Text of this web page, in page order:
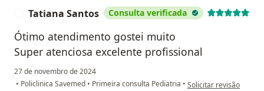
Tatiana Santos Consulta verificada
Ótimo atendimento gostei muito
Super atenciosa excelente profissional
27 de novembro de 2024
• Policlinica Savemed • Primeira consulta Pediatria • na opinião do
Solicitar revisão